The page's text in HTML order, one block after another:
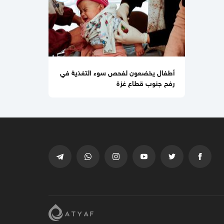
أطفال يخضعون لفحص سوء التغذية في
رفح جنوب قطاع غزة